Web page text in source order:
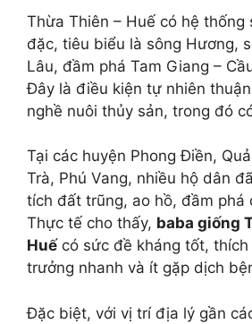
Thừa Thiên – Huế có hệ thống
đặc, tiêu biểu là sông Hương,
Lâu, đầm phá Tam Giang –
Đây là điều kiện tự nhiên
nghề nuôi thủy sản, trong đó
Tại các huyện Phong Điền,
Trà, Phú Vang, nhiều hộ dân
tích đất trũng, ao hồ, đầm phá
Thực tế cho thấy, baba giống
Huếcó sức đề kháng tốt, thích
trưởng nhanh và ít gặp dịch
Đặc biệt, với vị trí địa lý gần